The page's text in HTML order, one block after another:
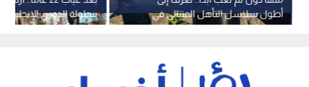
ببطولة الدوري الإنجليزي
أطول سلاسل التأهل المتتالي في
تاريخ كأس العالم